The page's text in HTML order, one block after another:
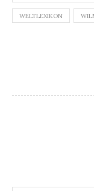
WELTLEXIKON